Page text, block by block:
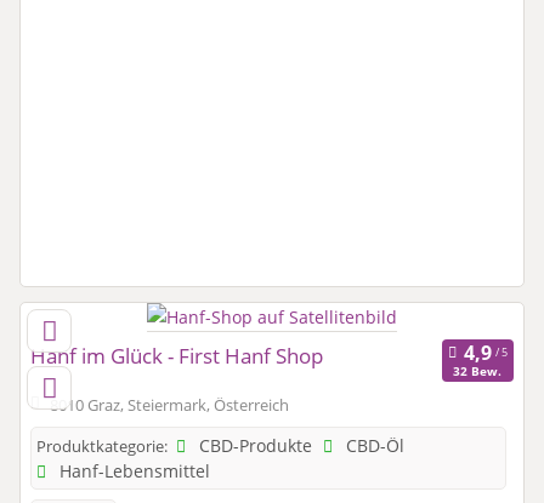
Hanf im Glück - First Hanf Shop
32 Bew.
8010 Graz, Steiermark, Österreich
Produktkategorie:
CBD-Produkte
CBD-Öl
Hanf-Lebensmittel